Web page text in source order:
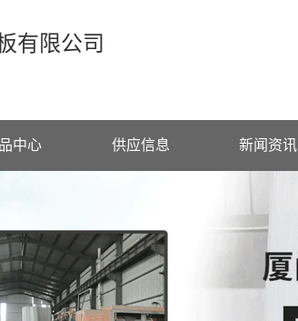
有限公司
中心 供应信息 新闻资讯